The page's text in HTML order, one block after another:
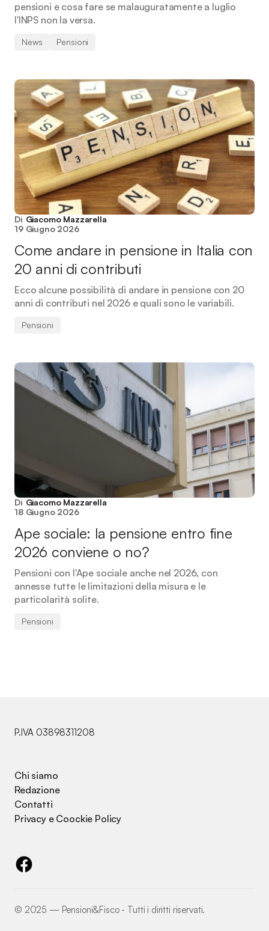
pensioni e cosa fare se malauguratamente a luglio
l'INPS non la versa.
News Pensioni
Di Giacomo Mazzarella
19 Giugno 2026
Come andare in pensione in Italia con
20 anni di contributi
Ecco alcune possibilità di andare in pensione con 20
anni di contributi nel 2026 e quali sono le variabili.
Pensioni
Di Giacomo Mazzarella
18 Giugno 2026
Ape sociale: la pensione entro fine
2026 conviene o no?
Pensioni con l'Ape sociale anche nel 2026, con
annesse tutte le limitazioni della misura e le
particolarità solite.
Pensioni
P.IVA 03898311208
Chi siamo
Redazione
Contatti
Privacy e Coockie Policy
©️ 2025 — Pensioni&Fisco - Tutti i diritti riservati.